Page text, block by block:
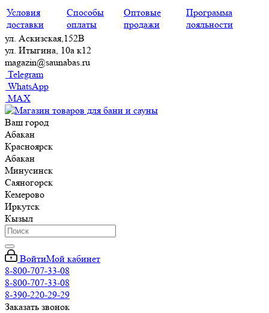
Условия
доставки
Способы
оплаты
Оптовые
продажи
Программа
лояльности
ул. Аскизская,152В
ул. Итыгина, 10а к12
magazin@saunabas.ru
Telegram
WhatsApp
MAX
Ваш город
Абакан
Красноярск
Абакан
Минусинск
Саяногорск
Кемерово
Иркутск
Кызыл
ВойтиМой кабинет
8-800-707-33-08
8-800-707-33-08
8-390-220-29-29
Заказать звонок